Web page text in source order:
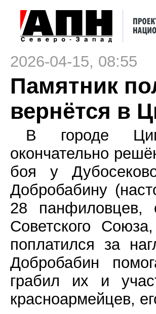
2026-04-15, 08:55
Памятник
вернётся в
В городе
окончательно
боя у
Добробабину
28 панфиловцев,
Советского
поплатился за
Добробабин
грабил их и
красноармейцев,